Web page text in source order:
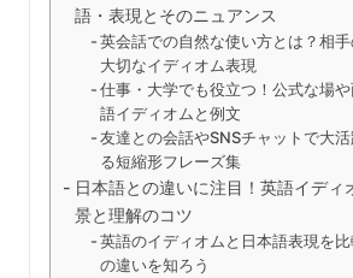
語・表現とそのニュアンス
英会話での自然な使い方とは？相
大切なイディオム表現
仕事・大学でも役立つ！公式な場
語イディオムと例文
友達との会話やSNSチャットで大活
る短縮形フレーズ集
日本語との違いに注目！英語イディ
景と理解のコツ
英語のイディオムと日本語表現を
の違いを知ろう